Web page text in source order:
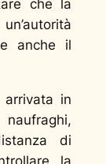
che la
e anche il
in
di